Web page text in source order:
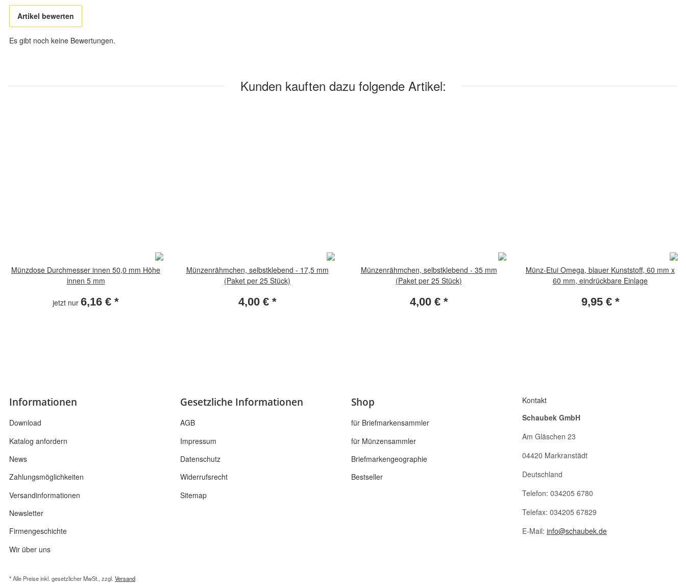
Artikel bewerten
Es gibt noch keine Bewertungen.
Kunden kauften dazu folgende Artikel:
Münzdose Durchmesser innen 50,0 mm Höhe
innen 5 mm
jetzt nur 6,16 € *
Münzenrähmchen, selbstklebend - 17,5 mm
(Paket per 25 Stück)
4,00 € *
Münzenrähmchen, selbstklebend - 35 mm
(Paket per 25 Stück)
4,00 € *
Münz-Etui Omega, blauer Kunststoff, 60 mm x
60 mm, eindrückbare Einlage
9,95 € *
Informationen
Download
Katalog anfordern
News
Zahlungsmöglichkeiten
Versandinformationen
Newsletter
Firmengeschichte
Wir über uns
Gesetzliche Informationen
AGB
Impressum
Datenschutz
Widerrufsrecht
Sitemap
Shop
für Briefmarkensammler
für Münzensammler
Briefmarkengeographie
Bestseller
Kontakt
Schaubek GmbH
Am Gläschen 23
04420 Markranstädt
Deutschland
Telefon: 034205 6780
Telefax: 034205 67829
E-Mail: info@schaubek.de
* Alle Preise inkl. gesetzlicher MwSt., zzgl. Versand